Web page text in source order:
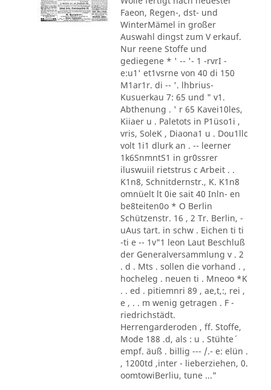
Faeon, ´Regen-, dst- und
WinterMämel in großer
Auswahl dingst zum V erkauf.
Nur reene Stoffe und
gediegene * ' -- '- 1 -rvrI -
e:u1' et1vsrne von 40 di 150
M1ar1r. di -- '. lhbrius-
Kusuerkau 7: 65 und " v1.
Abthenung . ' r 65 Kavei10les,
Kiiaer u . Paletots in P1üso1i ,
vris, SoleK , Diaona1 u . Dou1llc
volt 1i1 dlurk an . -- leerner
1k6SnmntS1 in gr0ssrer
iluswuiil rietstrus c Arbeit . .
K1n8, Schnitdernstr., K. K1n8
omnüelt lt 0ie sait 40 Inln- en
be8teiten0o * O Berlin
Schützenstr. 16 , 2 Tr. Berlin, -
uAus tart. in schw . Eichen ti ti
-ti e -- 1v"1 leon Laut Beschluß
der Generalversammlung v . 2
. d . Mts . sollen die vorhand . ,
hocheleg . neuen ti . Mneoo *K
. . ed . pitiemnri 89 , ae,t,:, rei ,
e , . . m wenig getragen . F -
riedrichstädt.
Herrengarderoden , ff. Stoffe,
Mode 188 .d, als : u . Stühte´
empf. äuß . billig --- /.- e: elün .
, 1200td ,inter - lieberziehen, 0.
oomtowiBerliu, tune ..."